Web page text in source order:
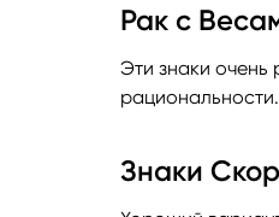
Рак с
Эти знаки очень
Знаки